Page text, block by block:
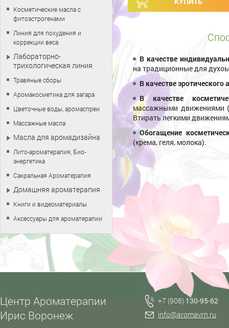
В качестве
на традиционные для
В качестве
В качестве
массажными движениями
Втирать легкими
Обогащение
(крема, геля, молока).
Косметические масла с
фитоэстрогенами
Линия для похудения и
коррекции веса
Лабораторно-
трихологическая линия
Травяные сборы
Аромакосметика для загара
Цветочные воды, аромаспреи
Массажные масла
Масла для аромадизайна
Лито-ароматерапия, Био-
энергетика
Сакральная Ароматерапия
Домашняя ароматерапия
Книги и видеоматериалы
Аксессуары для ароматерапии
Центр Ароматерапии
Ирис Воронеж
+7 (908) 130-95-62
info@aromavrn.ru